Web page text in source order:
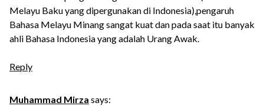
Melayu Baku yang dipergunakan di Indonesia),pengaruh
Bahasa Melayu Minang sangat kuat dan pada saat itu banyak
ahli Bahasa Indonesia yang adalah Urang Awak.
Reply
Muhammad Mirza says: